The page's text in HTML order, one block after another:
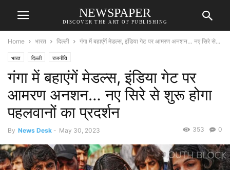
NEWSPAPER
DISCOVER THE ART OF PUBLISHING
Home भारत दिल्ली गंगा में बहाएंगें मेडल्स, इंडिया गेट पर आमरण अनशन… नए सिरे से...
भारत दिल्ली राजनीति
गंगा में बहाएंगें मेडल्स, इंडिया गेट पर
आमरण अनशन… नए सिरे से शुरू होगा
पहलवानों का प्रदर्शन
By News Desk - May 30, 2023 0
353